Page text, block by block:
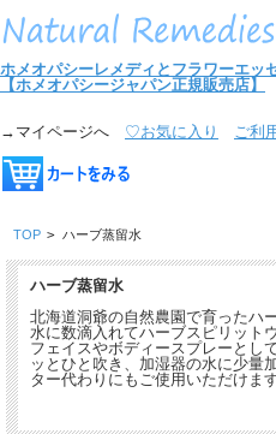
ホメオパシーレメディとフラワーエッ
【ホメオパシージャパン正規販売店】
→マイページへ ♡お気に入り ご利
TOP > ハーブ蒸留水
ハーブ蒸留水
北海道洞爺の自然農園で育ったハ
水に数滴入れてハーブスピリット
フェイスやボディースプレーとし
ッとひと吹き、加湿器の水に少量
ター代わりにもご使用いただけます